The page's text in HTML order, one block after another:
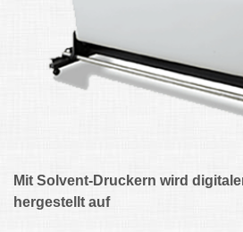
Mit Solvent-Druckern wird
hergestellt auf